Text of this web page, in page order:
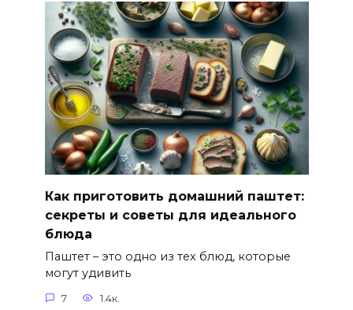
Как приготовить домашний паштет:
секреты и советы для идеального
блюда
Паштет – это одно из тех блюд, которые
могут удивить
7 1.4к.